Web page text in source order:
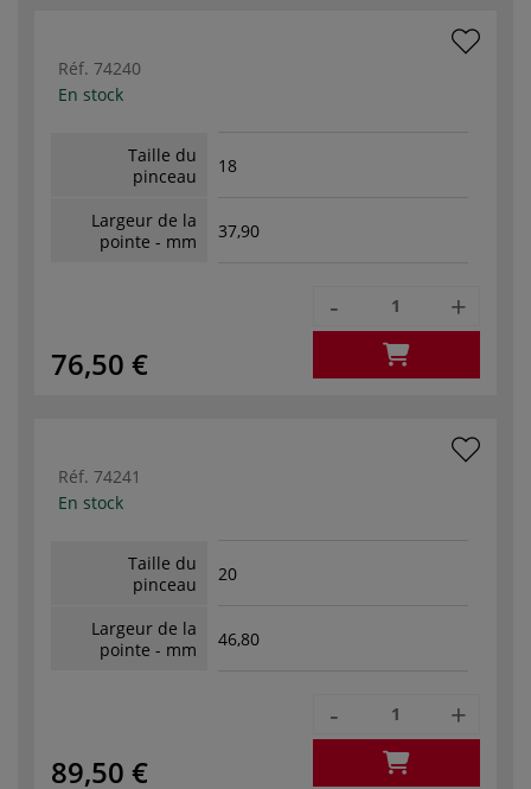
Réf. 74240
En stock
Taille du
pinceau
18
Largeur de la
pointe - mm
37,90
76,50 €
- +
Réf. 74241
En stock
Taille du
pinceau
20
Largeur de la
pointe - mm
46,80
89,50 €
- +